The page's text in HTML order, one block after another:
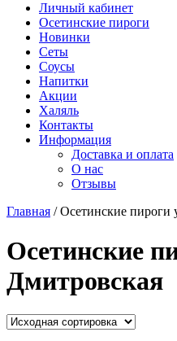
Личный кабинет
Осетинские пироги
Новинки
Сеты
Соусы
Напитки
Акции
Халяль
Контакты
Информация
Доставка и оплата
О нас
Отзывы
Главная /Осетинские пироги
Осетинские
Дмитровская